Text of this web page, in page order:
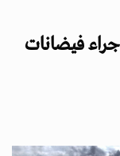
17 شخصاً جراء فيضانات